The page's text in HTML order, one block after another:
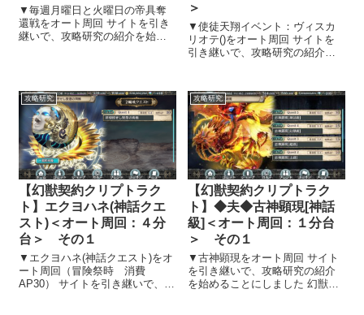
▼毎週月曜日と火曜日の帝具奪
還戦をオート周回 サイトを引き
継いで、攻略研究の紹介を始め
とにしました。 効率的にアイテ
ム・キャラクター取得・レベル
アップする方...
＞
▼使徒天翔イベント：ヴィスカ
リオテ()をオート周回 サイトを
引き継いで、攻略研究の紹介を
継ぎ、攻略研究の紹介を始める
ことにしました。 効率的にアイ
テム・キャラクター取得・レベ
ルアップ...
攻略研究
【幻獣契約クリプトラク
ト】エクヨハネ(神話クエ
スト)＜オート周回：４分
台＞ その１
▼エクヨハネ(神話クエスト)をオ
ート周回（冒険祭時 消費
AP30） サイトを引き継いで、攻
攻略研究
【幻獣契約クリプトラク
ト】◆夫◆古神顕現[神話
級]＜オート周回：１分台
＞ その１
▼古神顕現をオート周回 サイト
を引き継いで、攻略研究の紹介
を始めることにしました 幻獣契